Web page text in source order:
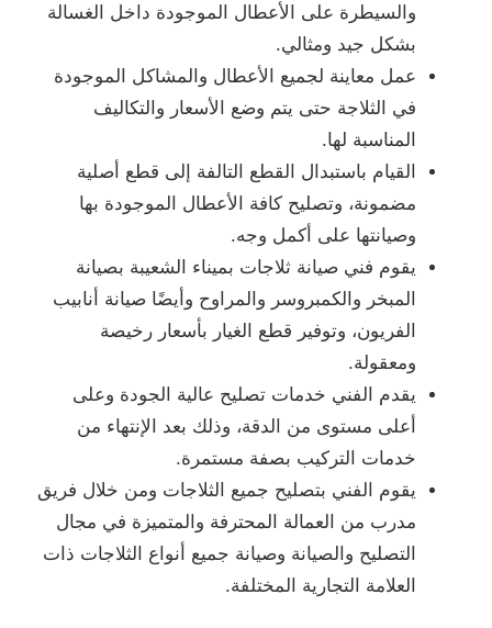
والسيطرة على الأعطال الموجودة داخل الغسالة
بشكل جيد ومثالي.
عمل معاينة لجميع الأعطال والمشاكل الموجودة
في الثلاجة حتى يتم وضع الأسعار والتكاليف
المناسبة لها.
القيام باستبدال القطع التالفة إلى قطع أصلية
مضمونة، وتصليح كافة الأعطال الموجودة بها
وصيانتها على أكمل وجه.
يقوم فني صيانة ثلاجات بميناء الشعيبة بصيانة
المبخر والكمبروسر والمراوح وأيضًا صيانة أنابيب
الفريون، وتوفير قطع الغيار بأسعار رخيصة
ومعقولة.
يقدم الفني خدمات تصليح عالية الجودة وعلى
أعلى مستوى من الدقة، وذلك بعد الإنتهاء من
خدمات التركيب بصفة مستمرة.
يقوم الفني بتصليح جميع الثلاجات ومن خلال فريق
مدرب من العمالة المحترفة والمتميزة في مجال
التصليح والصيانة وصيانة جميع أنواع الثلاجات ذات
العلامة التجارية المختلفة.